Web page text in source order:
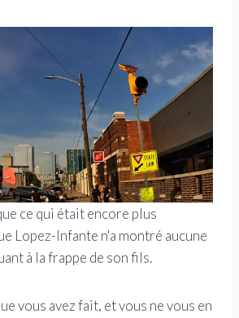
ce qui était encore plus
Lopez-Infante n'a montré aucune
à la frappe de son fils.
vous avez fait, et vous ne vous en